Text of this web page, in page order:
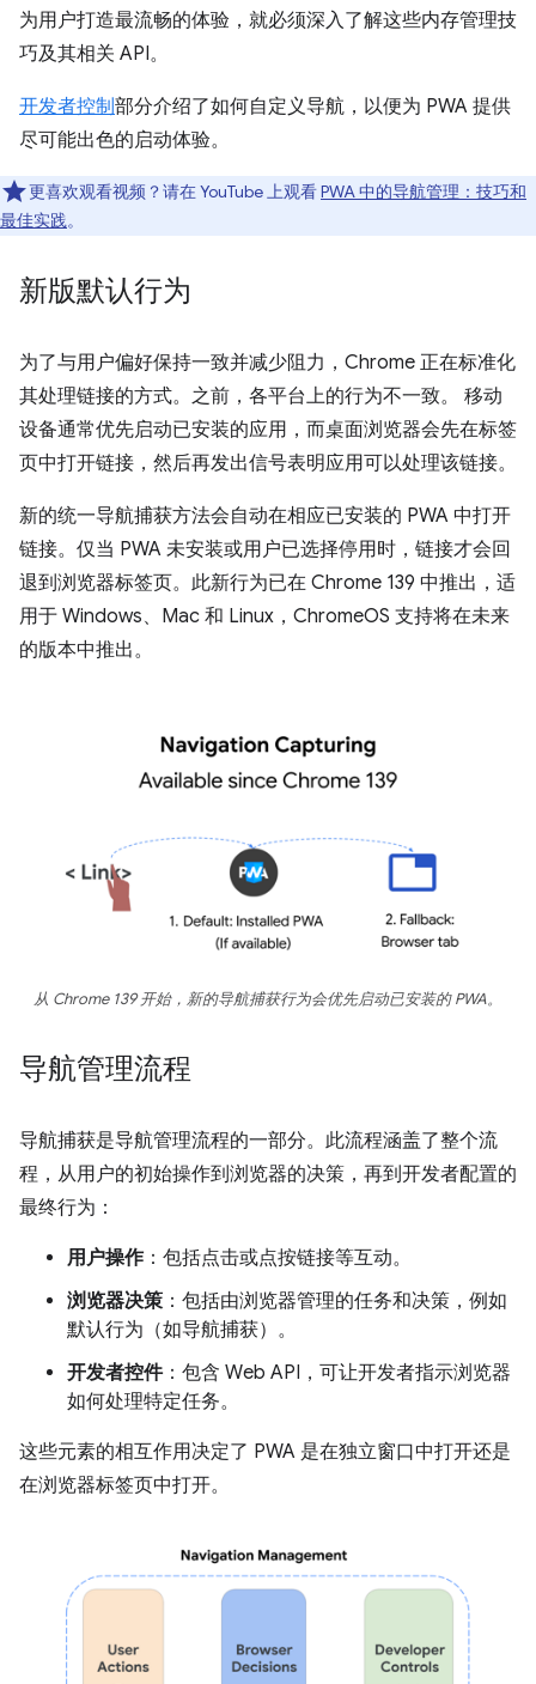
为用户打造最流畅的体验，就必须深入了解这些内存管理技
巧及其相关 API。
开发者控制部分介绍了如何自定义导航，以便为 PWA 提供
尽可能出色的启动体验。
更喜欢观看视频？请在 YouTube 上观看PWA 中的导航管理：技巧和
最佳实践。
新版默认行为
为了与用户偏好保持一致并减少阻力，Chrome 正在标准化
其处理链接的方式。之前，各平台上的行为不一致。 移动
设备通常优先启动已安装的应用，而桌面浏览器会先在标签
页中打开链接，然后再发出信号表明应用可以处理该链接。
新的统一导航捕获方法会自动在相应已安装的 PWA 中打开
链接。仅当 PWA 未安装或用户已选择停用时，链接才会回
退到浏览器标签页。此新行为已在 Chrome 139 中推出，适
用于 Windows、Mac 和 Linux，ChromeOS 支持将在未来
的版本中推出。
从 Chrome 139 开始，新的导航捕获行为会优先启动已安装的 PWA。
导航管理流程
导航捕获是导航管理流程的一部分。此流程涵盖了整个流
程，从用户的初始操作到浏览器的决策，再到开发者配置的
最终行为：
用户操作：包括点击或点按链接等互动。
浏览器决策 ：包括由浏览器管理的任务和决策，例如
默认行为（如导航捕获）。
开发者控件：包含 Web API，可让开发者指示浏览器
如何处理特定任务。
这些元素的相互作用决定了 PWA 是在独立窗口中打开还是
在浏览器标签页中打开。